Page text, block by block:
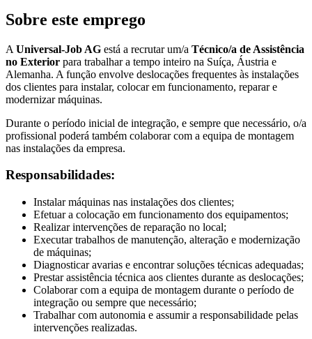
Sobre este emprego
A Universal-Job AG está a recrutar um/a Técnico/a de Assistência
no Exterior para trabalhar a tempo inteiro na Suíça, Áustria e
Alemanha. A função envolve deslocações frequentes às instalações
dos clientes para instalar, colocar em funcionamento, reparar e
modernizar máquinas.
Durante o período inicial de integração, e sempre que necessário, o/a
profissional poderá também colaborar com a equipa de montagem
nas instalações da empresa.
Responsabilidades:
Instalar máquinas nas instalações dos clientes;
Efetuar a colocação em funcionamento dos equipamentos;
Realizar intervenções de reparação no local;
Executar trabalhos de manutenção, alteração e modernização
de máquinas;
Diagnosticar avarias e encontrar soluções técnicas adequadas;
Prestar assistência técnica aos clientes durante as deslocações;
Colaborar com a equipa de montagem durante o período de
integração ou sempre que necessário;
Trabalhar com autonomia e assumir a responsabilidade pelas
intervenções realizadas.